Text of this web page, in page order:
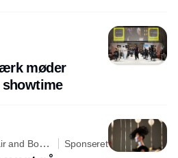
møder
and Body
Sponseret